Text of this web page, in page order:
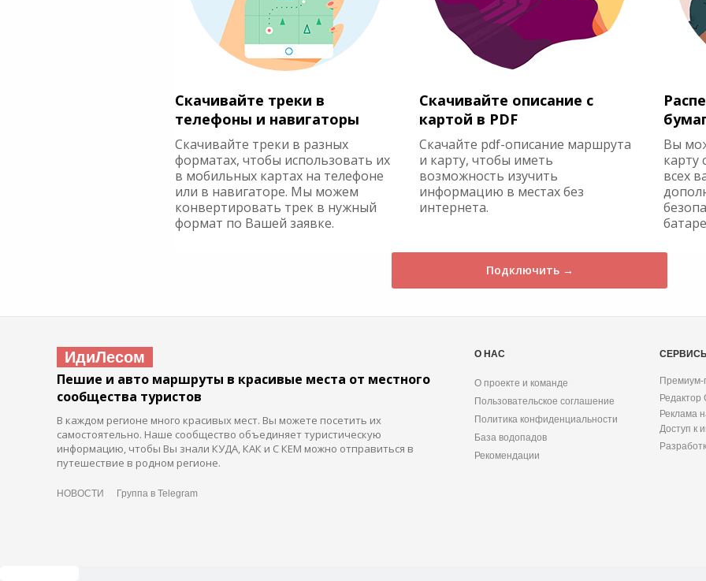
Скачивайте треки в
телефоны и навигаторы
Скачивайте треки в разных
форматах, чтобы использовать их
в мобильных картах на телефоне
или в навигаторе. Мы можем
конвертировать трек в нужный
формат по Вашей заявке.
Скачивайте описание с
картой в PDF
Скачайте pdf-описание маршрута
и карту, чтобы иметь
возможность изучить
информацию в местах без
интернета.
Вы
карту
всех
Подключить →
ИдиЛесом
Пешие и авто маршруты в красивые места от местного
сообщества туристов
В каждом регионе много красивых мест. Вы можете посетить их
самостоятельно. Наше сообщество объединяет туристическую
информацию, чтобы Вы знали КУДА, КАК и С КЕМ можно отправиться в
путешествие в родном регионе.
НОВОСТИ Группа в Telegram
О НАС
О проекте и команде
Пользовательское соглашение
Политика конфиденциальности
База водопадов
Рекомендации
Премиум-
Редактор
Реклама
Доступ к